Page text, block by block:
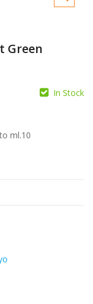
Green
In Stock
ml.10